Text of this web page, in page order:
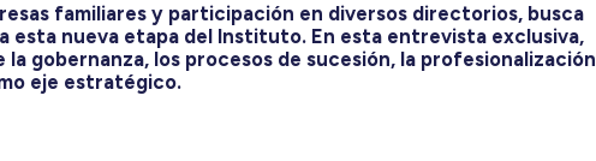
familiares y participación en diversos directorios, busca
esta nueva etapa del Instituto. En esta entrevista exclusiva,
gobernanza, los procesos de sucesión, la profesionalización
eje estratégico.